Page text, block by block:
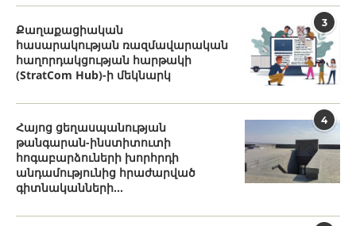
3
Քաղաքացիական
հասարակության ռազմավարական
հաղորդակցության հարթակի
(StratCom Hub)-ի մեկնարկ
4
Հայոց ցեղասպանության
թանգարան-ինստիտուտի
հոգաբարձուների խորհրդի
անդամությունից հրաժարված
գիտնականների...